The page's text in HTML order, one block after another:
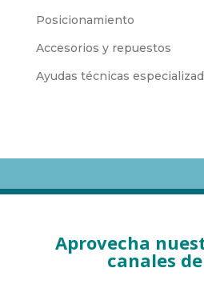
Posicionamiento
Accesorios y repuestos
Ayudas técnicas
Aprovecha
canales